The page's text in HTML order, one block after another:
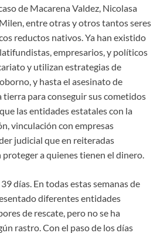
de Macarena Valdez, Nicolasa
entre otras y otros tantos seres
reductos nativos. Ya han existido
empresarios, y políticos
y utilizan estrategias de
y hasta el asesinato de
tierra para conseguir sus cometidos
las entidades estatales con la
vinculación con empresas
judicial que en reiteradas
proteger a quienes tienen el dinero.
días. En todas estas semanas de
diferentes entidades
de rescate, pero no se ha
rastro. Con el paso de los días